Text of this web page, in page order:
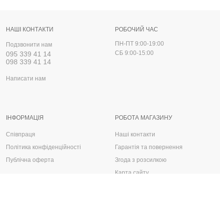
НАШІ КОНТАКТИ
Подзвонити нам
095 339 41 14
098 339 41 14
Написати нам
РОБОТА МАГАЗИНУ
Наші контакти
Гарантія та повернення
Згода з розсилкою
Карта сайту
ІНФОРМАЦІЯ
Співпраця
Політика конфіденційності
Публічна оферта
РОБОЧИЙ ЧАС
ПН-ПТ 9:00-19:00
СБ 9:00-15:00